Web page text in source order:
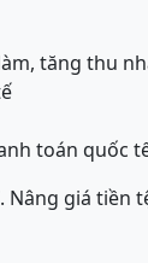
tăng thu
toán quốc
Nâng giá tiền